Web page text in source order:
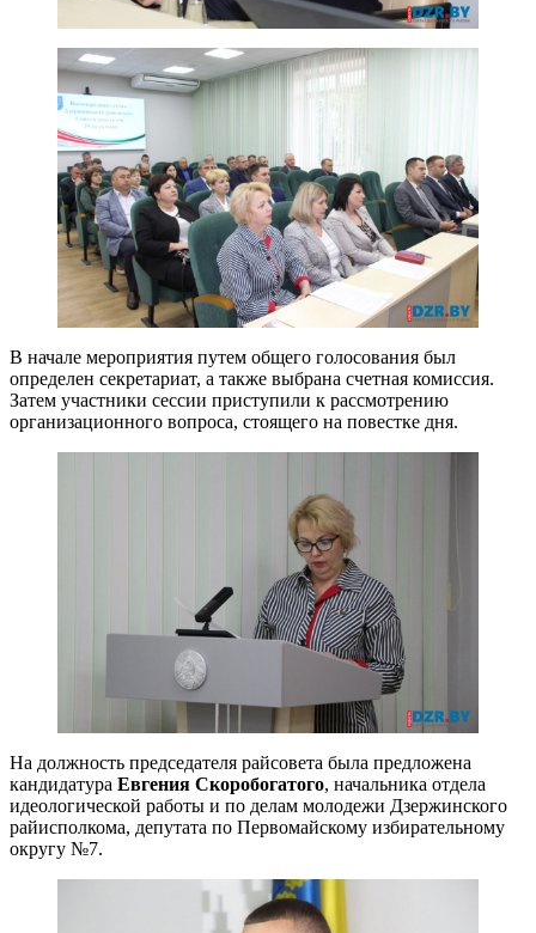
В начале мероприятия путем общего голосования был
определен секретариат, а также выбрана счетная комиссия.
Затем участники сессии приступили к рассмотрению
организационного вопроса, стоящего на повестке дня.
На должность председателя райсовета была предложена
кандидатура Евгения Скоробогатого, начальника отдела
идеологической работы и по делам молодежи Дзержинского
райисполкома, депутата по Первомайскому избирательному
округу №7.